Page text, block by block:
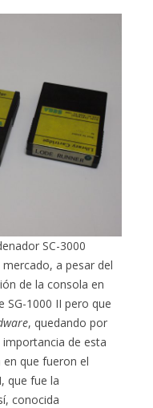
SC-3000
a pesar del
de la consola en
SG-1000 II pero que
, quedando por
de esta
que fueron el
que fue la
conocida